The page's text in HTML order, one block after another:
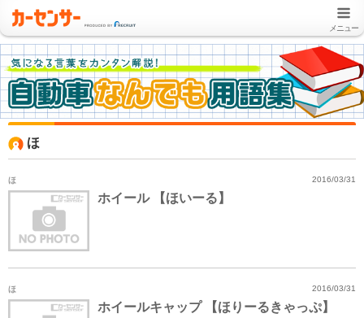
メニュー
ほ
ほ 2016/03/31
ホイール 【ほいーる】
ほ 2016/03/31
ホイールキャップ 【ほりーるきゃっぷ】